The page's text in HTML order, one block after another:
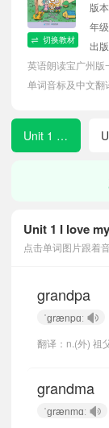
切换教材
版本
年级
出
英语朗读宝广州版
单词音标及中文翻
高听写记忆能力。
Unit 1 I love my family
Unit 1 I love
点击单词图片跟着
grandpa
ˈɡrænpɑː
翻译：n.(外) 祖
grandma
ˈɡrænmɑː